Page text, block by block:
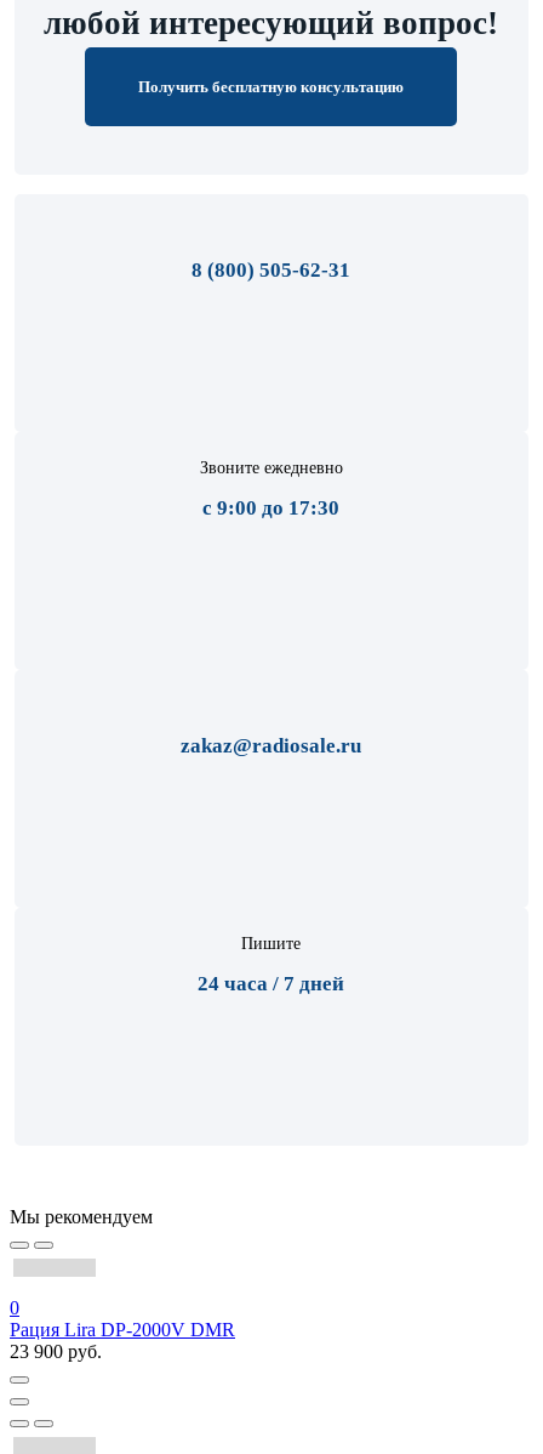
любой интересующий вопрос!
Получить бесплатную консультацию
8 (800) 505-62-31
Звоните ежедневно
с 9:00 до 17:30
zakaz@radiosale.ru
Пишите
24 часа / 7 дней
Мы рекомендуем
0
Рация Lira DP-2000V DMR
23 900 руб.